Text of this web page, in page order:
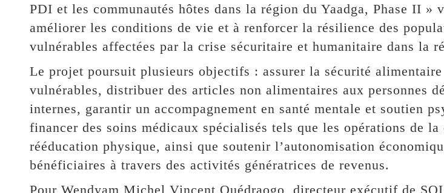
PDI et les communautés hôtes dans la région du Yaadga, Phase II »
améliorer les conditions de vie et à renforcer la résilience des
vulnérables affectées par la crise sécuritaire et humanitaire dans la
Le projet poursuit plusieurs objectifs : assurer la sécurité alimentaire
vulnérables, distribuer des articles non alimentaires aux personnes
internes, garantir un accompagnement en santé mentale et soutien
financer des soins médicaux spécialisés tels que les opérations de la
rééducation physique, ainsi que soutenir l’autonomisation
bénéficiaires à travers des activités génératrices de revenus.
Pour Wendyam Michel Vincent Ouédraogo, directeur exécutif de